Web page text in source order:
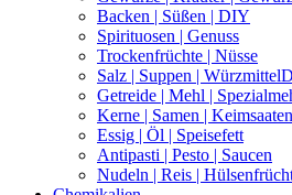
Backen | Süßen | DIY
Spirituosen | Genuss
Trockenfrüchte | Nüsse
Salz | Suppen | Würzmittel
Getreide | Mehl |
Kerne | Samen | Keimsaaten
Essig | Öl | Speisefett
Antipasti | Pesto | Saucen
Nudeln | Reis |